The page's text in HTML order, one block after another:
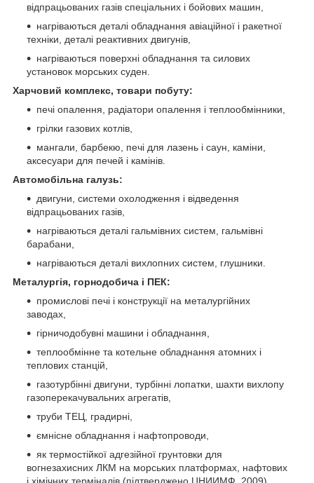
відпрацьованих газів спеціальних і бойових машин,
нагріваються деталі обладнання авіаційної і ракетної
техніки, деталі реактивних двигунів,
нагріваються поверхні обладнання та силових
установок морських суден.
Харчовий комплекс, товари побуту:
печі опалення, радіатори опалення і теплообмінники,
грілки газових котлів,
мангали, барбекю, печі для лазень і саун, каміни,
аксесуари для печей і камінів.
Автомобільна галузь:
двигуни, системи охолодження і відведення
відпрацьованих газів,
нагріваються деталі гальмівних систем, гальмівні
барабани,
нагріваються деталі вихлопних систем, глушники.
Металургія, горнодобича і ПЕК:
промислові печі і конструкції на металургійних
заводах,
гірничодобувні машини і обладнання,
теплообмінне та котельне обладнання атомних і
теплових станцій,
газотурбінні двигуни, турбінні лопатки, шахти вихлопу
газоперекачувальних агрегатів,
труби ТЕЦ, градирні,
ємнісне обладнання і нафтопроводи,
як термостійкої адгезійної грунтовки для
вогнезахисних ЛКМ на морських платформах, нафтових
і хімічних терміналів (підтверджено ЦНИИМФ, 2009).